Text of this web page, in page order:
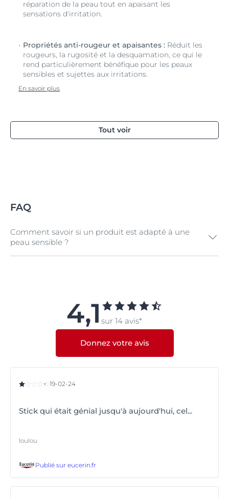
réparation de la peau tout en apaisant les
sensations d'irritation.
Propriétés anti-rougeur et apaisantes : Réduit les
rougeurs, la rugosité et la desquamation, ce qui le
rend particulièrement bénéfique pour les peaux
sensibles et sujettes aux irritations.
En savoir plus
Tout voir
FAQ
Comment savoir si un produit est adapté à une
peau sensible ?
tolérance cliniquement prouvée. Toutefois, de manière
générale, lorsque vous essayez un nouveau produit,
appliquez-le de manière répétée sur votre peau, dans
le creux de votre coude. Si cela ne provoque pas de
rougeur ou de sensations de démangeaison, vous
pouvez considérer que le produit est adapté à votre
symptômes, consultez votre dermatologue ou votre
4,1 sur 14 avis*
Donnez votre avis
19-02-24
Stick qui était génial jusqu'à aujourd'hui, cel...
loulou
Publié sur eucerin.fr